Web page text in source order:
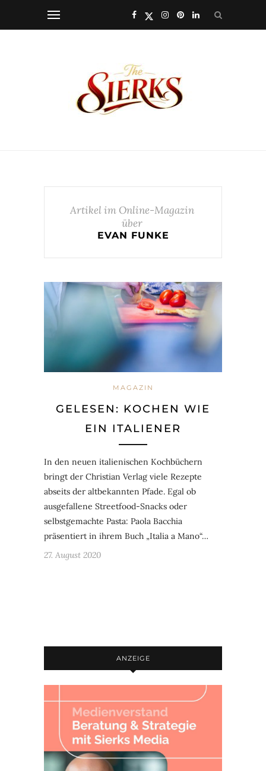
Artikel im Online-Magazin
über
EVAN FUNKE
MAGAZIN
GELESEN: KOCHEN WIE
EIN ITALIENER
In den neuen italienischen Kochbüchern
bringt der Christian Verlag viele Rezepte
abseits der altbekannten Pfade. Egal ob
ausgefallene Streetfood-Snacks oder
selbstgemachte Pasta: Paola Bacchia
präsentiert in ihrem Buch „Italia a Mano“…
27. August 2020
ANZEIGE